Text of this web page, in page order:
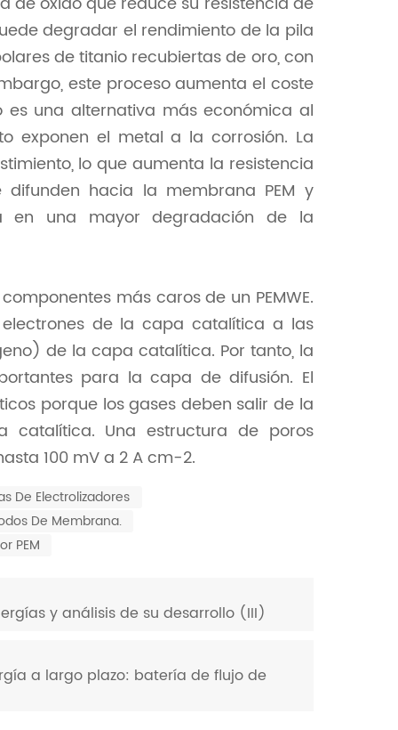
degradar el rendimiento de la pila
de titanio recubiertas de oro, con
este proceso aumenta el coste
es una alternativa más económica al
exponen el metal a la corrosión. La
lo que aumenta la resistencia
difunden hacia la membrana PEM y
en una mayor degradación de la
más caros de un PEMWE.
de la capa catalítica a las
de la capa catalítica. Por tanto, la
para la capa de difusión. El
porque los gases deben salir de la
Una estructura de poros
100 mV a 2 A cm-2.
De Electrolizadores
De Membrana.
PEM
y análisis de su desarrollo (III)
a largo plazo: batería de flujo de